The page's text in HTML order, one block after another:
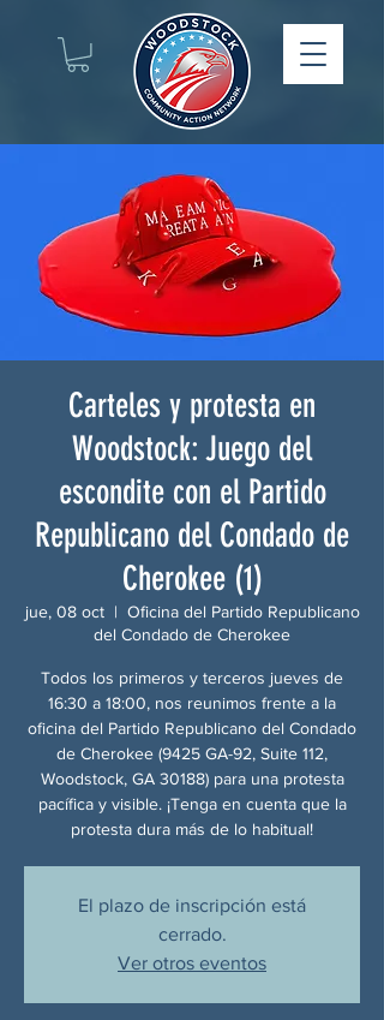
Carteles y protesta en
Woodstock: Juego del
escondite con el Partido
Republicano del Condado de
Cherokee (1)
jue, 08 oct
  |
Oficina del Partido Republicano
del Condado de Cherokee
Todos los primeros y terceros jueves de
16:30 a 18:00, nos reunimos frente a la
oficina del Partido Republicano del Condado
de Cherokee (9425 GA-92, Suite 112,
Woodstock, GA 30188) para una protesta
pacífica y visible. ¡Tenga en cuenta que la
protesta dura más de lo habitual!
El plazo de inscripción está
cerrado.
Ver otros eventos